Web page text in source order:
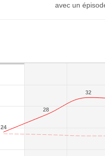
avec un
24
24
28
28
32
32